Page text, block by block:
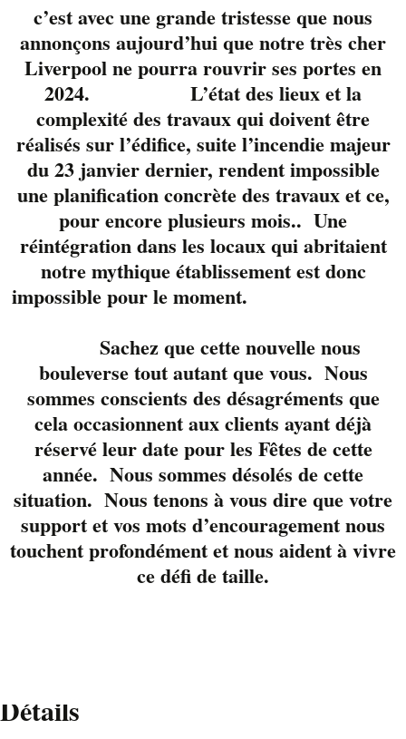
3 jeunes et talentueux
musiciensÉlie
,
Cloutier
et
Beaulé-
Brouillard.Ne
manquez pas ce trio
dynamique et
rafraîchissant par
leur répertoire varié et
rythmé.
Pour réserver votre
table 819-822-3724 ou
via notre page
Détails
c’est avec une grande tristesse que nous
annonçons aujourd’hui que notre très cher
Liverpool ne pourra rouvrir ses portes en
2024. L’état des lieux et la
complexité des travaux qui doivent être
réalisés sur l’édifice, suite l’incendie majeur
du 23 janvier dernier, rendent impossible
une planification concrète des travaux et ce,
pour encore plusieurs mois.. Une
réintégration dans les locaux qui abritaient
notre mythique établissement est donc
impossible pour le moment.
Sachez que cette nouvelle nous
bouleverse tout autant que vous. Nous
sommes conscients des désagréments que
cela occasionnent aux clients ayant déjà
réservé leur date pour les Fêtes de cette
année. Nous sommes désolés de cette
situation. Nous tenons à vous dire que votre
support et vos mots d’encouragement nous
touchent profondément et nous aident à vivre
ce défi de taille.